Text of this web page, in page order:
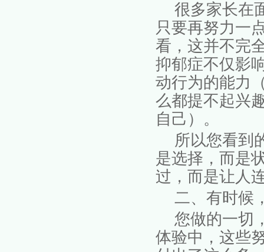
很多家长在
只要再努力一
看，这并不完
抑郁症不仅影
动行为的能力
么都提不起兴
自己）。
所以您看到
是选择，而是
过，而是让人
二、有时候
您做的一切
体验中，这些